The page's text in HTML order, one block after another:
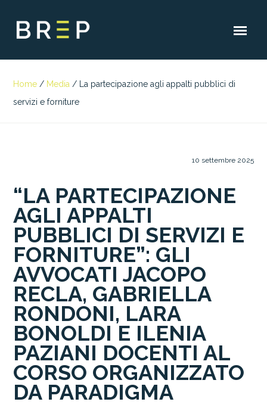
Home / Media /
La partecipazione agli appalti pubblici di
servizi e forniture
10 settembre 2025
“LA PARTECIPAZIONE
AGLI APPALTI
PUBBLICI DI SERVIZI E
FORNITURE”: GLI
AVVOCATI JACOPO
RECLA, GABRIELLA
RONDONI, LARA
BONOLDI E ILENIA
PAZIANI DOCENTI AL
CORSO ORGANIZZATO
DA PARADIGMA